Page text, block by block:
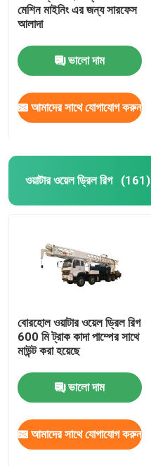
এইচডিডি রিমার
মেশিন মাইনিং এর জন্য সারফেস
আলাদা
ভালো দাম
আমাদের সাথে যোগাযোগ করুন
ওয়াটার ওয়েল ড্রিল রিগ (161)
বোরহোল ওয়াটার ওয়েল ড্রিল রিগ
600 মি ট্রাক কাদা পাম্পের সাথে
মাউন্ট করা হয়েছে
ভালো দাম
আমাদের সাথে যোগাযোগ করুন